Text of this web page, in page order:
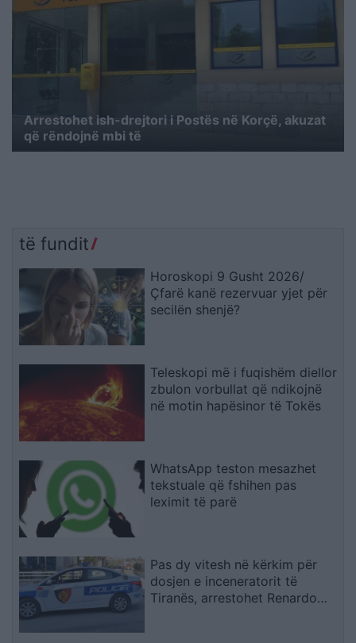
Arrestohet ish-drejtori i Postës në Korçë, akuzat
që rëndojnë mbi të
të fundit
Horoskopi 9 Gusht 2026/
Çfarë kanë rezervuar yjet për
secilën shenjë?
Teleskopi më i fuqishëm diellor
zbulon vorbullat që ndikojnë
në motin hapësinor të Tokës
WhatsApp teston mesazhet
tekstuale që fshihen pas
leximit të parë
Pas dy vitesh në kërkim për
dosjen e inceneratorit të
Tiranës, arrestohet Renardo